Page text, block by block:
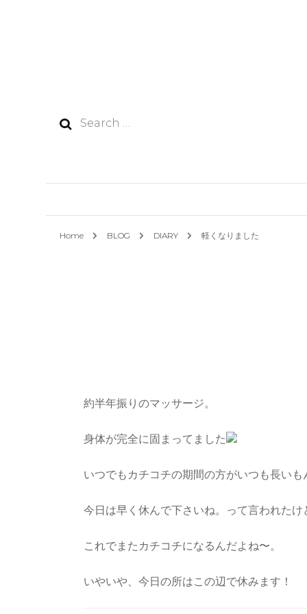
Search
Home BLOG DIARY 軽くなりました
約半年振りのマッサージ。
身体が完全に固まってました
いつでもカチコチの期間の方がいつも長い
今日は早く休んで下さいね。って言われた
これでまたカチコチになるんだよね〜。
いやいや、今日の所はこの辺で休みます！